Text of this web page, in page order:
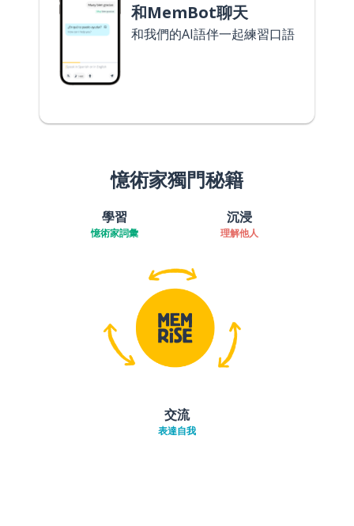
和MemBot聊天
和我們的AI語伴一起練習口語
憶術家獨門秘籍
學習
憶術家詞彙
沉浸
理解他人
交流
表達自我